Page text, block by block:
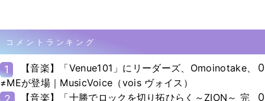
コメントランキング
1
【音楽】「Venue101」にリーダーズ、Omoinotake、
≠MEが登場｜MusicVoice（vois ヴォイス）
0
【音楽】「十勝でロックを切り拓ひらく～ZION～ 完
0